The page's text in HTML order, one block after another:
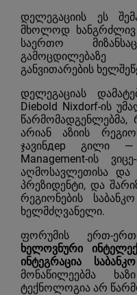
დელეგაციის ეს
მხოლოდ ხანგრძლივ
საერთო
განვითარების
დელეგაციას
Diebold Nixdorf-ის
წარმომადგენლებმა,
არიან აზიის
ჯავინдер გილი —
Management-ის
აღმოსავლეთისა და
პრეზიდენტი, და
რეგიონების
ხელმძღვანელი.
ფორუმის ერთ-
ხელოვნური
ინტეგრაცია
მონაწილეებმა
ტექნოლოგია არ